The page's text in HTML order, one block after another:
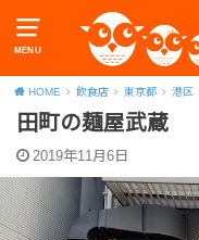
MENU
HOME 飲食店 東京都 港区
田町の麺屋武蔵
2019年11月6日